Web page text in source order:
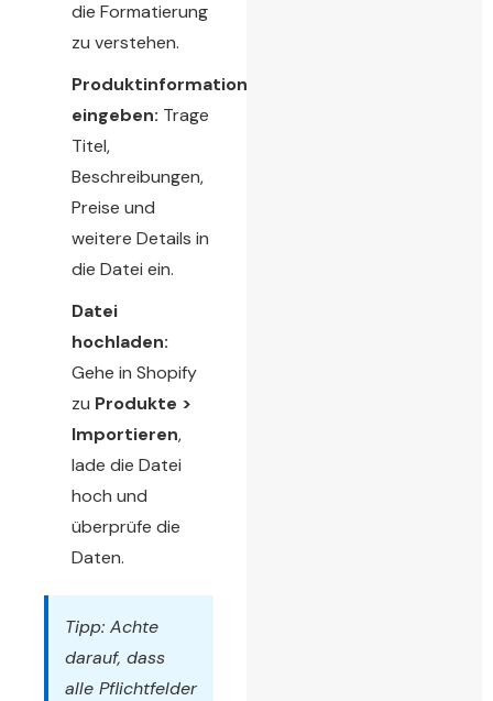
die Formatierung
zu verstehen.
Produktinformationen
eingeben: Trage
Titel,
Beschreibungen,
Preise und
weitere Details in
die Datei ein.
Datei
hochladen:
Gehe in Shopify
zu Produkte >
Importieren,
lade die Datei
hoch und
überprüfe die
Daten.
Tipp: Achte
darauf, dass
alle Pflichtfelder